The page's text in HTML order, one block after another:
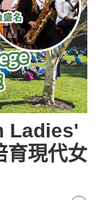
Ladies'
育現代女